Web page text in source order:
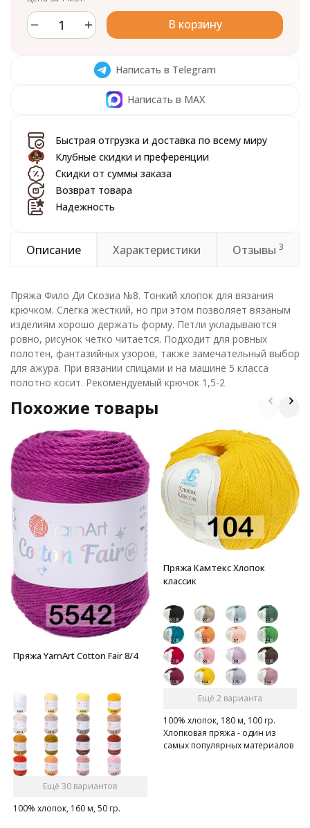
В корзину
Написать в Telegram
Написать в MAX
Быстрая отгрузка и доставка по всему миру
Клубные скидки и преференции
Скидки от суммы заказа
Возврат товара
Надежность
Описание Характеристики Отзывы 3
Пряжа Фило Ди Скозиа №8. Тонкий хлопок для вязания
крючком. Слегка жесткий, но при этом позволяет вязаным
изделиям хорошо держать форму. Петли укладываются
ровно, рисунок четко читается. Подходит для ровных
полотен, фантазийных узоров, также замечательный выбор
для ажура. При вязании спицами и на машине 5 класса
полотно косит. Рекомендуемый крючок 1,5-2
Похожие товары
Пряжа YarnArt Cotton Fair 8/4
Ещё 30 вариантов
100% хлопок, 160 м, 50 гр.
Пряжа Камтекс Хлопок
классик
Ещё 2 варианта
100% хлопок, 180 м, 100 гр.
Хлопковая пряжа - один из
самых популярных материалов